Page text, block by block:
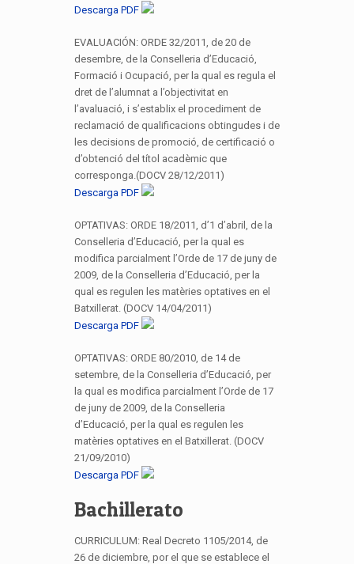
Descarga PDF
EVALUACIÓN: ORDE 32/2011, de 20 de
desembre, de la Conselleria d’Educació,
Formació i Ocupació, per la qual es regula el
dret de l’alumnat a l’objectivitat en
l’avaluació, i s’establix el procediment de
reclamació de qualificacions obtingudes i de
les decisions de promoció, de certificació o
d’obtenció del títol acadèmic que
corresponga.(DOCV 28/12/2011)
Descarga PDF
OPTATIVAS: ORDE 18/2011, d’1 d’abril, de la
Conselleria d’Educació, per la qual es
modifica parcialment l’Orde de 17 de juny de
2009, de la Conselleria d’Educació, per la
qual es regulen les matèries optatives en el
Batxillerat. (DOCV 14/04/2011)
Descarga PDF
OPTATIVAS: ORDE 80/2010, de 14 de
setembre, de la Conselleria d’Educació, per
la qual es modifica parcialment l’Orde de 17
de juny de 2009, de la Conselleria
d’Educació, per la qual es regulen les
matèries optatives en el Batxillerat. (DOCV
21/09/2010)
Descarga PDF
Bachillerato
CURRICULUM: Real Decreto 1105/2014, de
26 de diciembre, por el que se establece el